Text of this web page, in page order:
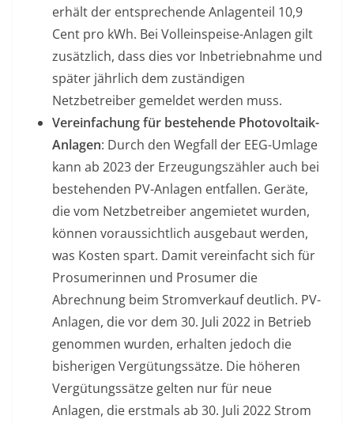
erhält der entsprechende Anlagenteil 10,9
Cent pro kWh. Bei Volleinspeise-Anlagen gilt
zusätzlich, dass dies vor Inbetriebnahme und
später jährlich dem zuständigen
Netzbetreiber gemeldet werden muss.
Vereinfachung für bestehende Photovoltaik-
Anlagen: Durch den Wegfall der EEG-Umlage
kann ab 2023 der Erzeugungszähler auch bei
bestehenden PV-Anlagen entfallen. Geräte,
die vom Netzbetreiber angemietet wurden,
können voraussichtlich ausgebaut werden,
was Kosten spart. Damit vereinfacht sich für
Prosumerinnen und Prosumer die
Abrechnung beim Stromverkauf deutlich. PV-
Anlagen, die vor dem 30. Juli 2022 in Betrieb
genommen wurden, erhalten jedoch die
bisherigen Vergütungssätze. Die höheren
Vergütungssätze gelten nur für neue
Anlagen, die erstmals ab 30. Juli 2022 Strom